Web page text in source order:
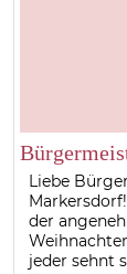
Liebe
der
jeder sehnt